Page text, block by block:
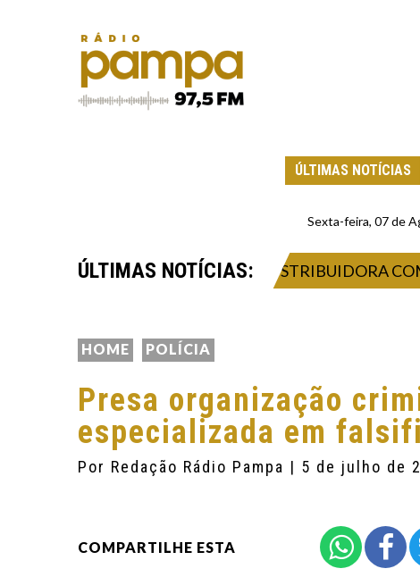
ÚLTIMAS NOTÍCIAS
Sexta-feira, 07 de
ÚLTIMAS NOTÍCIAS:
VENDER COMBUSTÍVEIS À DISTRIBUIDORA COM
HOME POLÍCIA
Presa organização
especializada em
Por Redação Rádio Pampa | 5 de julho de
COMPARTILHE ESTA